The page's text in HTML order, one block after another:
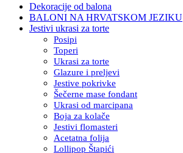
Dekoracije od balona
BALONI NA HRVATSKOM JEZIKU
Jestivi ukrasi za torte
Posipi
Toperi
Ukrasi za torte
Glazure i preljevi
Jestive pokrivke
Šečerne mase fondant
Ukrasi od marcipana
Boja za kolače
Jestivi flomasteri
Acetatna folija
Lollipop Štapići